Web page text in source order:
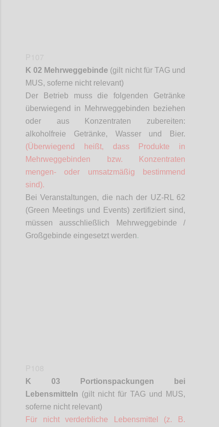
K 02 Mehrweggebinde (gilt nicht für TAG und
MUS, soferne nicht relevant)
Der Betrieb muss die folgenden Getränke
überwiegend in Mehrweggebinden beziehen
oder aus Konzentraten zubereiten:
alkoholfreie Getränke, Wasser und Bier.
(Überwiegend heißt, dass Produkte in
Mehrweggebinden bzw. Konzentraten
mengen- oder umsatzmäßig bestimmend
sind).
Bei Veranstaltungen, die nach der UZ-RL 62
(Green Meetings und Events) zertifiziert sind,
müssen ausschließlich Mehrweggebinde /
Großgebinde eingesetzt werden.
K 03 Portionspackungen bei
Lebensmitteln (gilt nicht für TAG und MUS,
soferne nicht relevant)
Für nicht verderbliche Lebensmittel (z. B.